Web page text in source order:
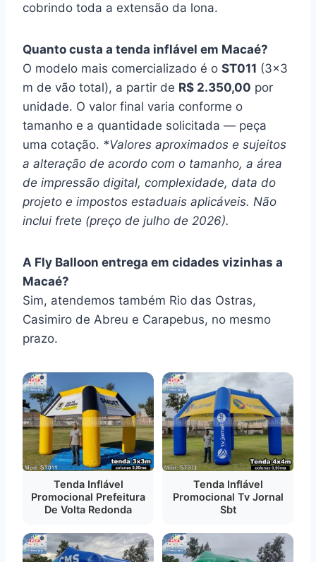
cobrindo toda a extensão da lona.
Quanto custa a tenda inflável em Macaé?
O modelo mais comercializado é o ST011 (3×3
m de vão total), a partir de R$ 2.350,00 por
unidade. O valor final varia conforme o
tamanho e a quantidade solicitada — peça
uma cotação. *Valores aproximados e sujeitos
a alteração de acordo com o tamanho, a área
de impressão digital, complexidade, data do
projeto e impostos estaduais aplicáveis. Não
inclui frete (preço de julho de 2026).
A Fly Balloon entrega em cidades vizinhas a
Macaé?
Sim, atendemos também Rio das Ostras,
Casimiro de Abreu e Carapebus, no mesmo
prazo.
Tenda Inflável
Promocional Prefeitura
De Volta Redonda
Tenda Inflável
Promocional Tv Jornal
Sbt